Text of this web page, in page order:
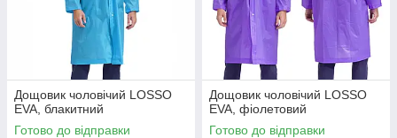
Дощовик чоловічий LOSSO
EVA, блакитний
Готово до відправки
Дощовик чоловічий LOSSO
EVA, фіолетовий
Готово до відправки